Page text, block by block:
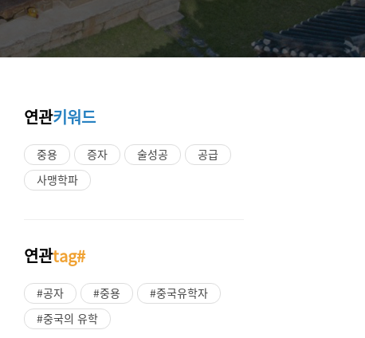
연관키워드
중용 증자 술성공
공급
사맹학파
연관tag#
#공자 #중용
#중국유학자
#중국의 유학